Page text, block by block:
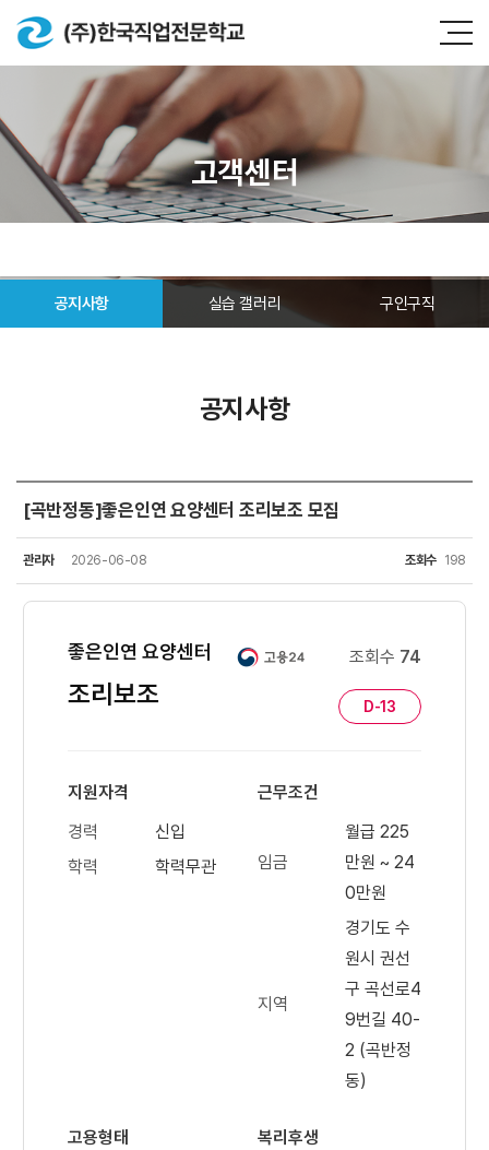
고객센터
공지사항 실습 갤러리 구인구직
공지사항
[곡반정동]좋은인연 요양센터 조리보조 모집
관리자 2026-06-08 조회수 198
좋은인연 요양센터
조리보조
조회수 74
D-13
지원자격
경력
신입
학력
학력무관
근무조건
임금
월급 225
만원 ~ 24
0만원
지역
경기도 수
원시 권선
구 곡선로4
9번길 40-
2 (곡반정
동)
고용형태 복리후생